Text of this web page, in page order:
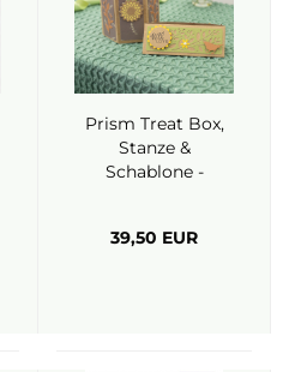
Prism Treat Box,
Stanze &
Schablone -
39,50 EUR